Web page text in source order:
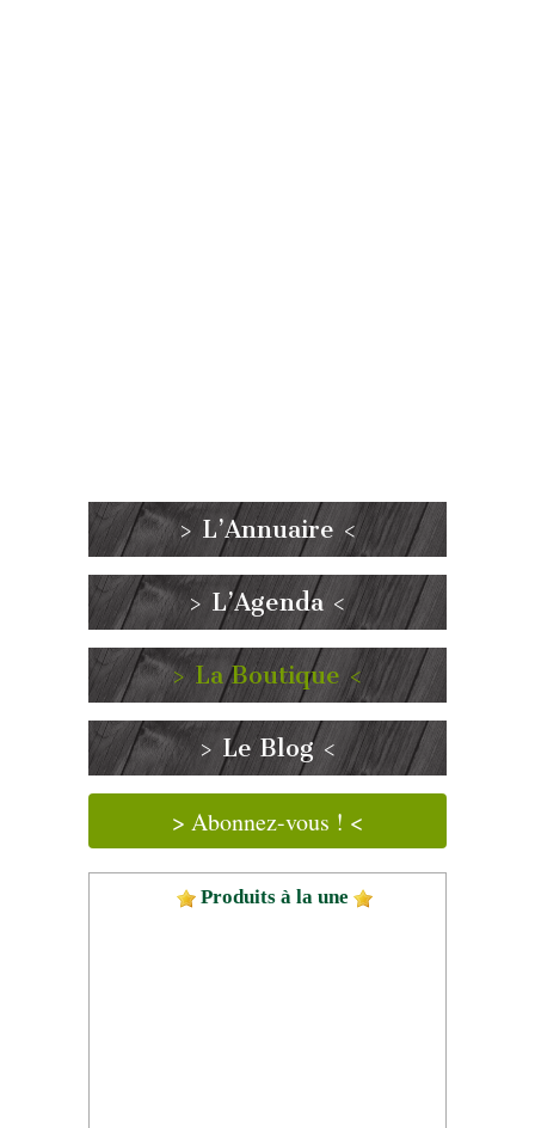
> L’Annuaire <
> L’Agenda <
> La Boutique <
> Le Blog <
> Abonnez-vous ! <
Produits à la une